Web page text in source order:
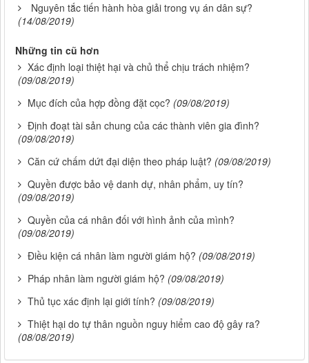
Nguyên tắc tiến hành hòa giải trong vụ án dân sự?
(14/08/2019)
Những tin cũ hơn
Xác định loại thiệt hại và chủ thể chịu trách nhiệm?
(09/08/2019)
Mục đích của hợp đồng đặt cọc? (09/08/2019)
Định đoạt tài sản chung của các thành viên gia đình?
(09/08/2019)
Căn cứ chấm dứt đại diện theo pháp luật? (09/08/2019)
Quyền được bảo vệ danh dự, nhân phẩm, uy tín?
(09/08/2019)
Quyền của cá nhân đối với hình ảnh của mình?
(09/08/2019)
Điều kiện cá nhân làm người giám hộ? (09/08/2019)
Pháp nhân làm người giám hộ? (09/08/2019)
Thủ tục xác định lại giới tính? (09/08/2019)
Thiệt hại do tự thân nguồn nguy hiểm cao độ gây ra?
(08/08/2019)